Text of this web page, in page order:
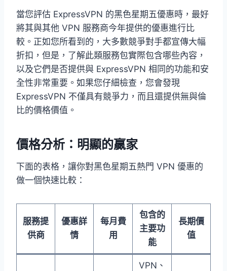
當您評估 ExpressVPN 的黑色星期五優惠時，最好
將其與其他 VPN 服務商今年提供的優惠進行比
較。正如您所看到的，大多數競爭對手都宣傳大幅
折扣，但是，了解此類服務包實際包含哪些內容，
以及它們是否提供與 ExpressVPN 相同的功能和安
全性非常重要。如果您仔細檢查，您會發現
ExpressVPN 不僅具有競爭力，而且還提供無與倫
比的價格價值。
價格分析：明顯的贏家
下面的表格，讓你對黑色星期五熱門 VPN 優惠的
做一個快速比較：
服務提
供商
優惠詳
情
每月費
用
包含的
主要功
能
長期價
值
VPN、